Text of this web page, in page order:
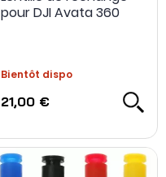
pour DJI Avata 360
Bientôt dispo
21,00 €